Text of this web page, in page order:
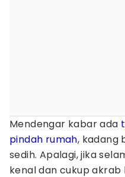
Mendengar kabar ada
pindah rumah, kadang
sedih. Apalagi, jika
kenal dan cukup